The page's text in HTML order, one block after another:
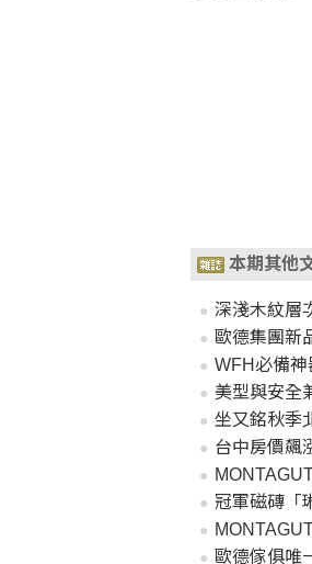
本期其他
深淺木紋層
歐德集團新
WFH必備神
美型與安全
坐又銘秋季
台中房價飆
冠軍磁磚「
歐德傢俱唯